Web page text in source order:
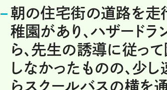
朝の住宅街の道路を走
稚園があり、ハザード
ら、先生の誘導に従っ
しなかったものの、少
らスクールバスの横を